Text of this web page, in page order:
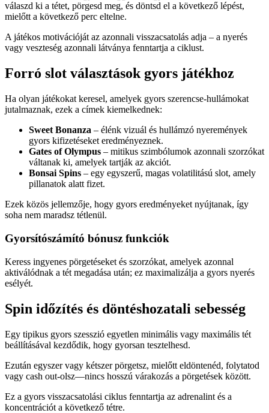
válaszd ki a tétet, pörgesd meg, és döntsd el a következő lépést,
mielőtt a következő perc eltelne.
A játékos motivációját az azonnali visszacsatolás adja – a nyerés
vagy veszteség azonnali látványa fenntartja a ciklust.
Forró slot választások gyors játékhoz
Ha olyan játékokat keresel, amelyek gyors szerencse‑hullámokat
jutalmaznak, ezek a címek kiemelkednek:
Sweet Bonanza – élénk vizuál és hullámzó nyeremények
gyors kifizetéseket eredményeznek.
Gates of Olympus – mitikus szimbólumok azonnali szorzókat
váltanak ki, amelyek tartják az akciót.
Bonsai Spins – egy egyszerű, magas volatilitású slot, amely
pillanatok alatt fizet.
Ezek közös jellemzője, hogy gyors eredményeket nyújtanak, így
soha nem maradsz tétlenül.
Gyorsítószámító bónusz funkciók
Keress ingyenes pörgetéseket és szorzókat, amelyek azonnal
aktiválódnak a tét megadása után; ez maximalizálja a gyors nyerés
esélyét.
Spin időzítés és döntéshozatali sebesség
Egy tipikus gyors szesszió egyetlen minimális vagy maximális tét
beállításával kezdődik, hogy gyorsan tesztelhesd.
Ezután egyszer vagy kétszer pörgetsz, mielőtt eldöntenéd, folytatod
vagy cash out‑olsz—nincs hosszú várakozás a pörgetések között.
Ez a gyors visszacsatolási ciklus fenntartja az adrenalint és a
koncentrációt a következő tétre.